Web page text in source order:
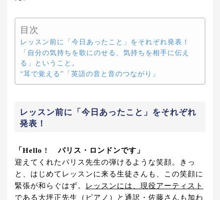
目次
レッスン前に「今日あったこと」をそれぞれ発表！
「自分の気持ちを歌にのせる、気持ちを相手に伝え
る」ということ。
“耳で覚える”「英語の音と音のつながり」
レッスン前に「今日あったこと」をそれぞれ
発表！
「Hello ! パリス・ロンドンです」
迎えてくれたパリス先生の弾けるような笑顔。きっ
と、はじめてレッスンに来る生徒さんも、この笑顔に
緊張が和らぐはず。
レッスンには、現役アーティスト
である大坪正先生（ピアノ）と通訳・佐藤さんも加わ